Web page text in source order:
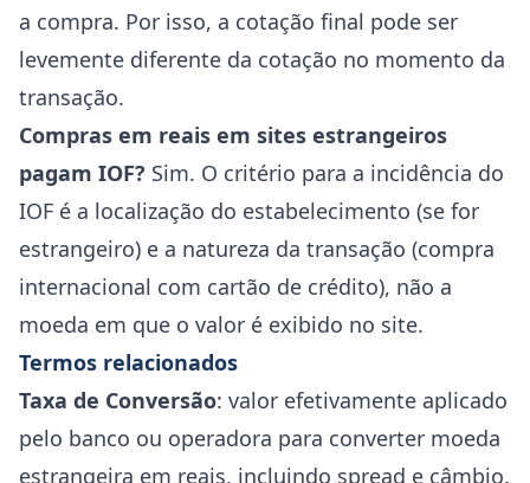
a compra. Por isso, a cotação final pode ser
levemente diferente da cotação no momento da
transação.
Compras em reais em sites estrangeiros
pagam IOF? Sim. O critério para a incidência do
IOF é a localização do estabelecimento (se for
estrangeiro) e a natureza da transação (compra
internacional com cartão de crédito), não a
moeda em que o valor é exibido no site.
Termos relacionados
Taxa de Conversão: valor efetivamente aplicado
pelo banco ou operadora para converter moeda
estrangeira em reais, incluindo spread e câmbio.